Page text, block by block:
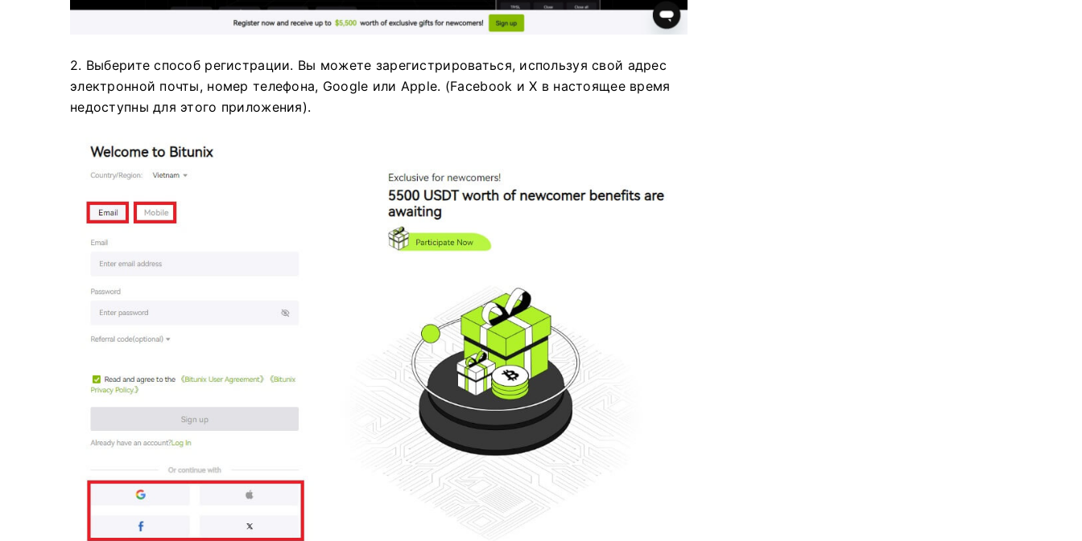
2. Выберите способ регистрации. Вы можете зарегистрироваться, используя свой адрес
электронной почты, номер телефона, Google или Apple. (Facebook и X в настоящее время
недоступны для этого приложения).